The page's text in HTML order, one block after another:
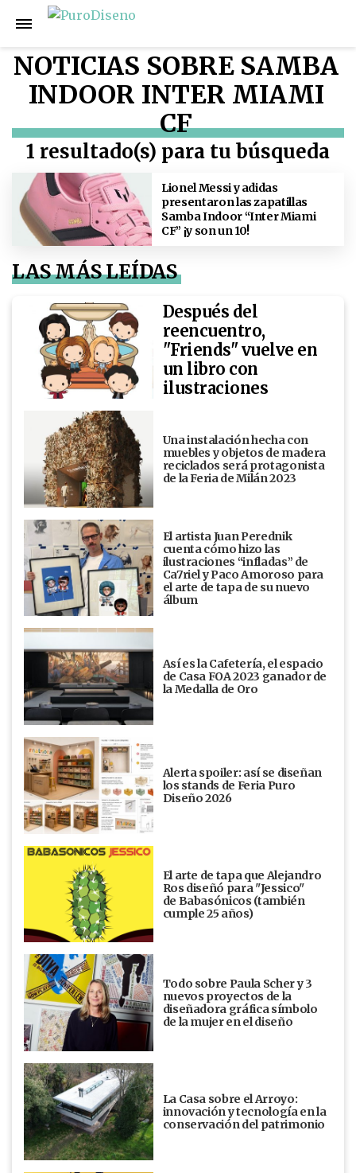
NOTICIAS SOBRE SAMBA
INDOOR INTER MIAMI
CF
1 resultado(s) para tu búsqueda
Lionel Messi y adidas
presentaron las zapatillas
Samba Indoor “Inter Miami
CF” ¡y son un 10!
LAS MÁS LEÍDAS
Después del
reencuentro,
"Friends" vuelve en
un libro con
ilustraciones
Una instalación hecha con
muebles y objetos de madera
reciclados será protagonista
de la Feria de Milán 2023
El artista Juan Perednik
cuenta cómo hizo las
ilustraciones “infladas” de
Ca7riel y Paco Amoroso para
el arte de tapa de su nuevo
álbum
Así es la Cafetería, el espacio
de Casa FOA 2023 ganador de
la Medalla de Oro
Alerta spoiler: así se diseñan
los stands de Feria Puro
Diseño 2026
El arte de tapa que Alejandro
Ros diseñó para "Jessico"
de Babasónicos (también
cumple 25 años)
Todo sobre Paula Scher y 3
nuevos proyectos de la
diseñadora gráfica símbolo
de la mujer en el diseño
La Casa sobre el Arroyo:
innovación y tecnología en la
conservación del patrimonio